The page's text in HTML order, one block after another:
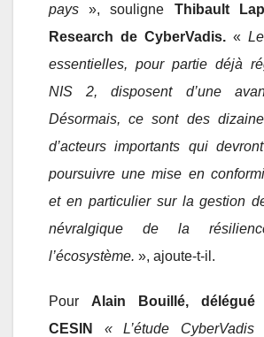
pays», souligne Thibault
Research de CyberVadis. «
essentielles, pour partie déjà
NIS 2, disposent d’une
Désormais, ce sont des
d’acteurs importants qui
poursuivre une mise en
et en particulier sur la gestion
névralgique de la
l’écosystème. », ajoute-t-il.
Pour Alain Bouillé,
CESIN
« L’étude